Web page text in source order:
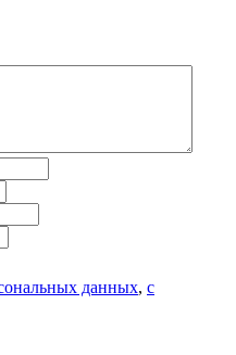
данных, с